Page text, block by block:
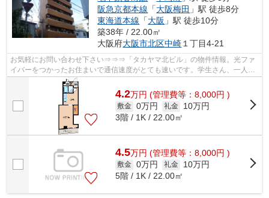
阪急京都本線 「大阪梅田 」駅 徒歩8分
東海道本線 「大阪 」駅 徒歩10分
築38年 / 22.00㎡
大阪府大阪市北区中崎 １丁目4-21
お気軽にお問い合わせ下さい⇒⇒⇒「タカヤマ北ビル」の物件情報。光ファ
イバーをつかったお住まいで通信速度がとても速いです。学生さん、一人暮
らしで料理もしたいならキッチン快適な1K...
4.2万円 (管理費等：8,000円 )
敷金 0万円 礼金
10万円
3階 / 1K / 22.00㎡
4.5万円 (管理費等：8,000円 )
敷金 0万円 礼金
10万円
5階 / 1K / 22.00㎡